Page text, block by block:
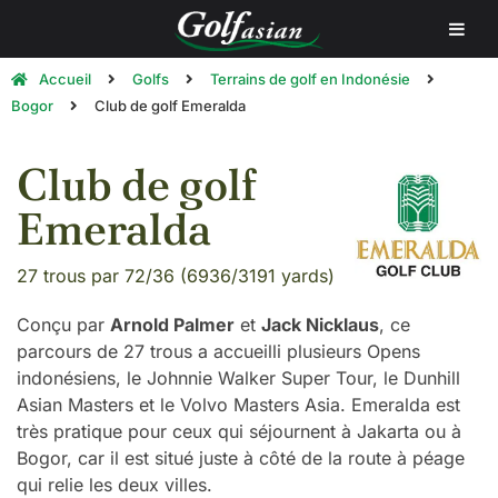
Accueil Golfs
Terrains de golf en Indonésie
Bogor
Club de golf Emeralda
Club de golf
Emeralda
27 trous par 72/36 (6936/3191 yards)
Conçu par Arnold Palmer et Jack Nicklaus, ce
parcours de 27 trous a accueilli plusieurs Opens
indonésiens, le Johnnie Walker Super Tour, le Dunhill
Asian Masters et le Volvo Masters Asia. Emeralda est
très pratique pour ceux qui séjournent à Jakarta ou à
Bogor, car il est situé juste à côté de la route à péage
qui relie les deux villes.